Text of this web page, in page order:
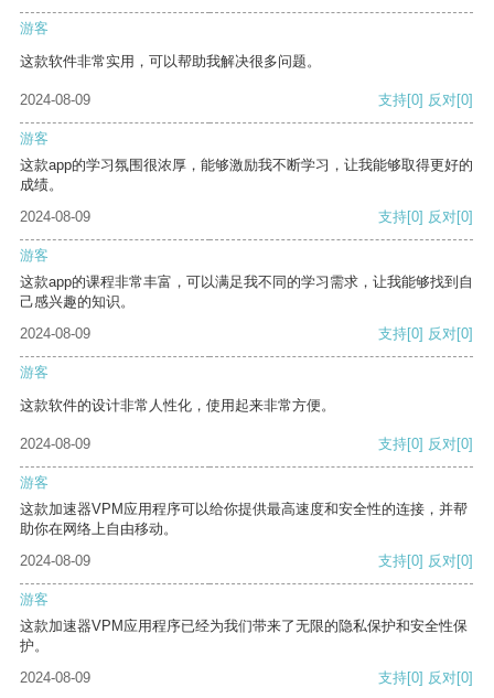
游客
这款软件非常实用，可以帮助我解决很多问题。
2024-08-09 支持[0] 反对[0]
游客
这款app的学习氛围很浓厚，能够激励我不断学习，让我能够取得更好的
成绩。
2024-08-09
支持[0] 反对[0]
游客
这款app的课程非常丰富，可以满足我不同的学习需求，让我能够找到自
己感兴趣的知识。
2024-08-09
支持[0] 反对[0]
游客
这款软件的设计非常人性化，使用起来非常方便。
2024-08-09 支持[0] 反对[0]
游客
这款加速器VPM应用程序可以给你提供最高速度和安全性的连接，并帮
助你在网络上自由移动。
2024-08-09
支持[0] 反对[0]
游客
这款加速器VPM应用程序已经为我们带来了无限的隐私保护和安全性保
护。
2024-08-09
支持[0] 反对[0]